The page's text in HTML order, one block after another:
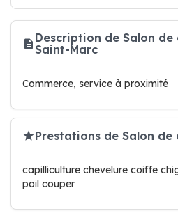
Description de Salon
Saint-Marc
Commerce, service à proximité
Prestations de Salon
capilliculture chevelure coiffe
poil couper